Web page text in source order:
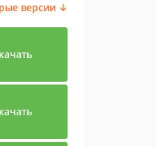
версии ↓